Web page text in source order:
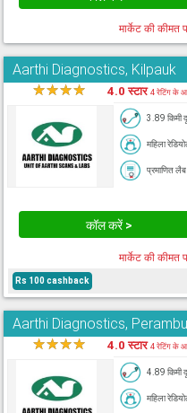
मार्केट की कीमत
Aarthi Diagnostics, Kilpauk
★★★★ 4.0 स्टार4 रेटिंग के
3.89 किमी
महिला
प्रमाणित लैब
कॉल करें >
मार्केट की कीमत
Rs 100 cashback
Aarthi Diagnostics,
★★★★ 4.0 स्टार4 रेटिंग के
4.89 किमी
महिला